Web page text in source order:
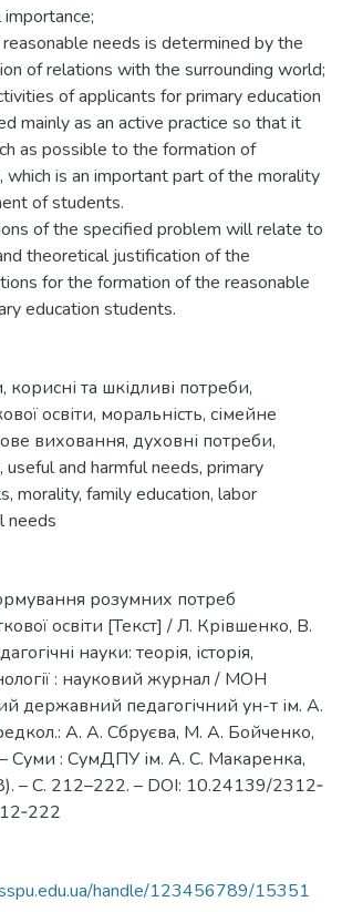
needs is determined by the
of relations with the surrounding world;
of applicants for primary education
mainly as an active practice so that it
as possible to the formation of
which is an important part of the morality
of students.
of the specified problem will relate to
theoretical justification of the
for the formation of the reasonable
education students.
, корисні та шкідливі потреби,
освіти, моральність, сімейне
виховання, духовні потреби,
, useful and harmful needs, primary
, morality, family education, labor
needs
розумних потреб
освіти [Текст] / Л. Крівшенко, В.
науки: теорія, історія,
: науковий журнал / МОН
державний педагогічний ун-т ім. А.
А. А. Сбруєва, М. А. Бойченко,
– Суми : СумДПУ ім. А. С. Макаренка,
– С. 212–222. – DOI: 10.24139/2312‐
handle/123456789/15351